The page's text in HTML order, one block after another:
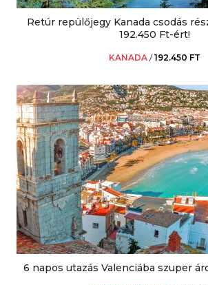
Retúr repülőjegy Kanada csodás
192.450 Ft-ért!
KANADA /192.450 FT
6 napos utazás Valenciába szuper